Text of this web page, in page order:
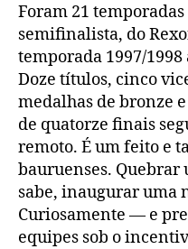
Foram 21
semifinalista, do
temporada 1997/1998
Doze títulos, cinco
medalhas de bronze
de quatorze finais
remoto. É um feito e
bauruenses. Quebrar
sabe, inaugurar uma
Curiosamente — e
equipes sob o